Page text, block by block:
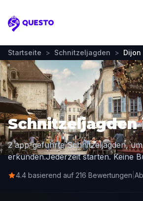
Questo
Startseite > Schnitzeljagden > Dijon
Schnitzeljagden
2 app-geführte Schnitzeljagden,
erkunden.Jederzeit starten. Keine
4.4 basierend auf 216 Bewertungen